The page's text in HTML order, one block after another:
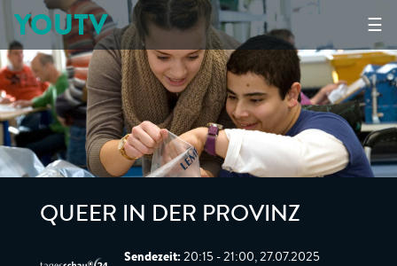
☰
YOUTV
QUEER IN DER PROVINZ
Sendezeit: 20:15 - 21:00, 27.07.2025